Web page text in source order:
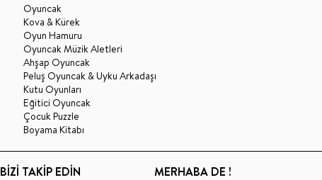
Oyuncak
Kova & Kürek
Oyun Hamuru
Oyuncak Müzik Aletleri
Ahşap Oyuncak
Peluş Oyuncak & Uyku Arkadaşı
Kutu Oyunları
Eğitici Oyuncak
Çocuk Puzzle
Boyama Kitabı
BİZİ TAKİP EDİN MERHABA DE !